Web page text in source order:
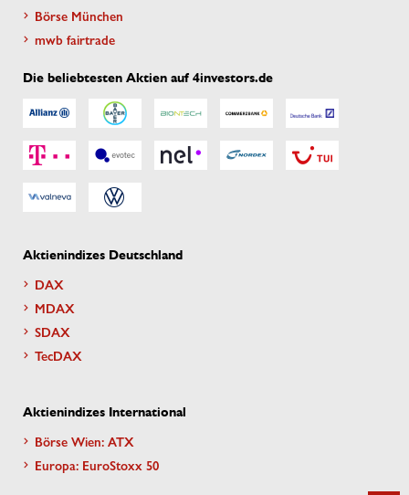
Börse München
mwb fairtrade
Die beliebtesten Aktien auf 4investors.de
Aktienindizes Deutschland
DAX
MDAX
SDAX
TecDAX
Aktienindizes International
Börse Wien: ATX
Europa: EuroStoxx 50